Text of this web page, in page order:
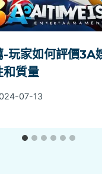
-玩家如何評價3A
和質量
07-13